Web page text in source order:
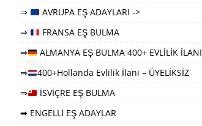
⇒
AVRUPA EŞ ADAYLARI ->
⇒
FRANSA EŞ BULMA
⇒
ALMANYA EŞ BULMA 400+ EVLİLİK İLANI
⇒
400+Hollanda Evlilik İlanı – ÜYELİKSİZ
⇒
İSVİÇRE EŞ BULMA
➡ ENGELLİ EŞ ADAYLAR